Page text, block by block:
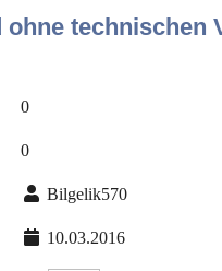
ohne technischen
0
0
Bilgelik570
10.03.2016